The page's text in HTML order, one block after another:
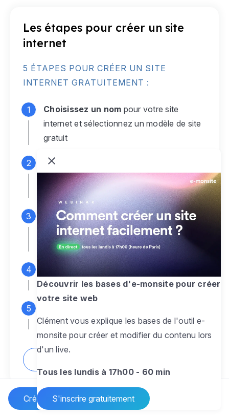
Créer un site Internet
Les étapes pour créer un site
internet
5 ÉTAPES POUR CRÉER UN SITE
INTERNET GRATUITEMENT :
Choisissez un nom pour votre site
internet et sélectionnez un modèle de site
gratuit
Connectez-vous
monsite gratuit pour accéder à votre
espace d'administration
Personnalisez entièrement le
designpour créer un site web sur-mesure,
à votre image
Ajoutez des pagessans limite pour
présenter votre activité, votre passion
pour rendre votre site dynamique
Découvrir les bases d'e-monsite pour créer
votre site web
Clément vous explique les bases de l'outil e-
monsite pour créer et modifier du contenu lors
d'un live.
Tous les lundis à 17h00 - 60 min
S'inscrire gratuitement